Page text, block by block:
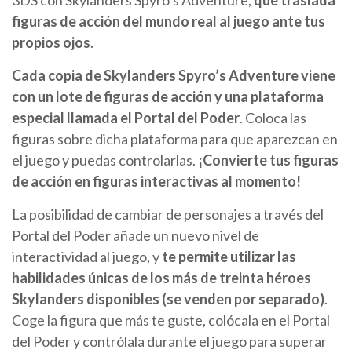
figuras de acción del mundo real al juego ante tus
propios ojos.
Cada copia de Skylanders Spyro’s Adventure viene
con un lote de figuras de acción y una plataforma
especial llamada el Portal del Poder. Coloca las
figuras sobre dicha plataforma para que aparezcan en
el juego y puedas controlarlas. ¡Convierte tus figuras
de acción en figuras interactivas al momento!
La posibilidad de cambiar de personajes a través del
Portal del Poder añade un nuevo nivel de
interactividad al juego, yte permite utilizar las
habilidades únicas de los más de treinta héroes
Skylanders disponibles (se venden por separado).
Coge la figura que más te guste, colócala en el Portal
del Poder y contrólala durante el juego para superar